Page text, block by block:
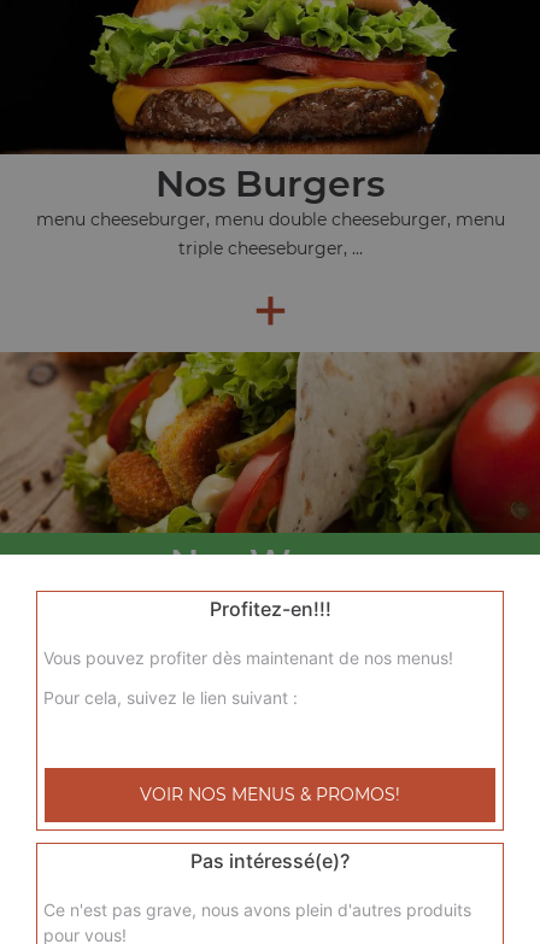
Nos Burgers
menu cheeseburger, menu double cheeseburger, menu
triple cheeseburger, ...
+
Nos Wraps
menu wrap tenders, menu wrap tenders steak
+
Nos Tacos
Profitez-en!!!
Vous pouvez profiter dès maintenant de nos menus!
Pour cela, suivez le lien suivant :
VOIR NOS MENUS & PROMOS!
Pas intéressé(e)?
Ce n'est pas grave, nous avons plein d'autres produits
pour vous!